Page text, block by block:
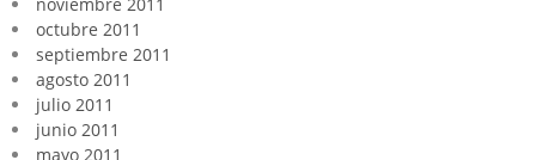
octubre 2011
septiembre 2011
agosto 2011
julio 2011
junio 2011
mayo 2011